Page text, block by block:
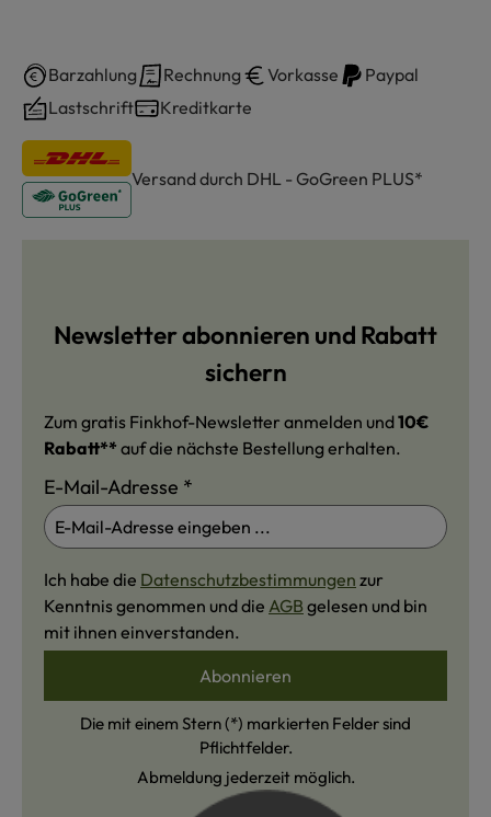
Barzahlung Rechnung Vorkasse
Paypal
Lastschrift
Kreditkarte
Versand durch DHL - GoGreen PLUS*
Newsletter abonnieren und Rabatt
sichern
Zum gratis Finkhof-Newsletter anmelden und10€
Rabatt** auf die nächste Bestellung erhalten.
E-Mail-Adresse *
Ich habe die Datenschutzbestimmungen zur
Kenntnis genommen und die AGB gelesen und bin
mit ihnen einverstanden.
Abonnieren
Die mit einem Stern (*) markierten Felder sind
Pflichtfelder.
Abmeldung jederzeit möglich.